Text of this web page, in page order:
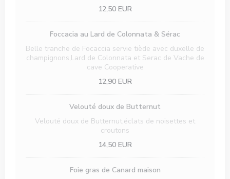
12,50 EUR
Foccacia au Lard de Colonnata & Sérac
Belle tranche de Focaccia servie tiède avec duxelle de
champignons,Lard de Colonnata et Serac de Vache de
cave Cooperative
12,90 EUR
Velouté doux de Butternut
Velouté doux de Butternut,éclats de noisettes et
croutons
14,50 EUR
Foie gras de Canard maison